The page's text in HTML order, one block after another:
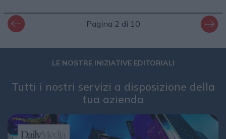
Pagina 2 di 10
LE NOSTRE INIZIATIVE EDITORIALI
Tutti i nostri servizi a disposizione della
tua azienda